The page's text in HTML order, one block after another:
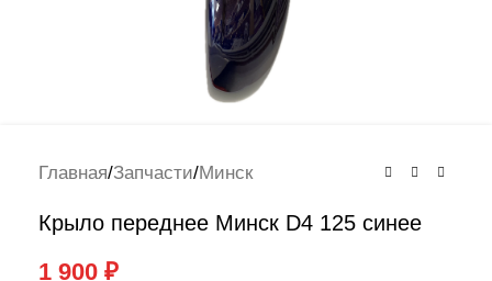
Главная/Запчасти/Минск
Крыло переднее Минск D4 125 синее
1 900 ₽